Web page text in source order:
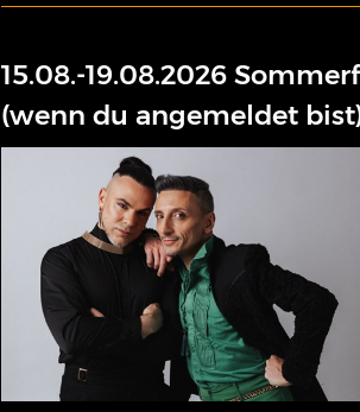
15.08.-19.08.2026
(wenn du angemeldet